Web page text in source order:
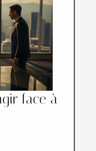
face à